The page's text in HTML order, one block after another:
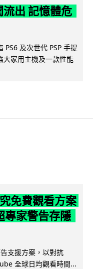
流出 記憶體危
PS6 及次世代 PSP 手提
大家用主機及一款性能
免費觀看方案
專家警告存隱
支援方案，以對抗
全球日均觀看時間...